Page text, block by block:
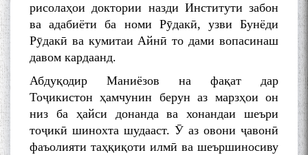
рисолаҳои доктории назди Институти забон
ва адабиёти ба номи Рӯдакӣ, узви Бунёди
Рӯдакӣ ва кумитаи Айнӣ то дами вопасинаш
давом кардаанд.
Абдуқодир Маниёзов на фақат дар
Тоҷикистон ҳамчунин берун аз марзҳои он
низ ба ҳайси донанда ва хонандаи шеъри
тоҷикӣ шинохта шудааст. Ӯ аз овони ҷавонӣ
фаъолияти таҳқиқоти илмӣ ва шеършиносиву